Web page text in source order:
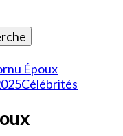
Époux
Célébrités